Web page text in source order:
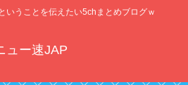
いうことを伝えたい5chまとめブログｗ
ュー速JAP